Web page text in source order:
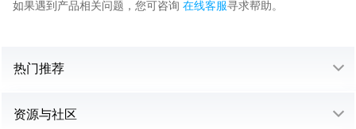
如果遇到产品相关问题，您可咨询 在线客服寻求帮助。
热门推荐
资源与社区